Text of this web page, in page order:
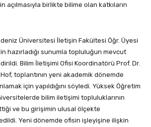
açılmasıyla birlikte bilime olan katkıların
Üniversitesi İletişin Fakültesi Öğr. Üyesi
hazırladığı sunumla topluluğun mevcut
Bilim İletişimi Ofisi Koordinatörü Prof. Dr.
toplantının yeni akademik dönemde
için yapıldığını söyledi. Yüksek Öğretim
bilim iletişimi topluluklarının
ve bu girişimin ulusal ölçekte
Yeni dönemde ofisin işleyişine ilişkin